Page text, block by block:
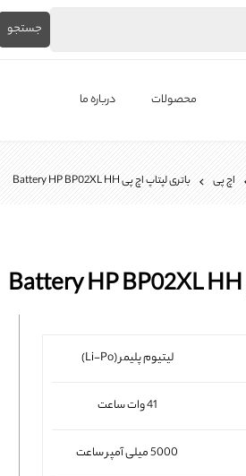
جستجو
محصولات
لپ‌تاپ استوک
شارژر لپ تاپ
فلت لپتاپ
درباره ما
اچ پی باتری لپتاپ اچ پی Battery HP BP02XL HH
لیتیوم پلیمر (Li-Po)
41 وات ساعت
5000 میلی آمپر ساعت